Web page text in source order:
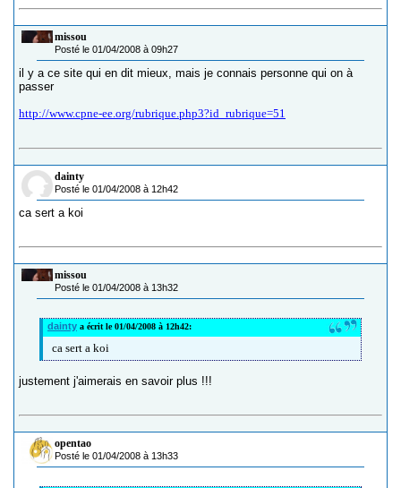
missou
Posté le 01/04/2008 à 09h27
il y a ce site qui en dit mieux, mais je connais personne qui on à
passer
http://www.cpne-ee.org/rubrique.php3?id_rubrique=51
dainty
Posté le 01/04/2008 à 12h42
ca sert a koi
missou
Posté le 01/04/2008 à 13h32
dainty a écrit le 01/04/2008 à 12h42:
ca sert a koi
justement j'aimerais en savoir plus !!!
opentao
Posté le 01/04/2008 à 13h33